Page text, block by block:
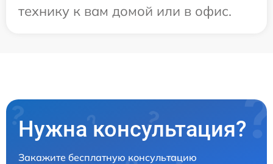
технику к вам домой или в офис.
Нужна консультация?
Закажите бесплатную консультацию